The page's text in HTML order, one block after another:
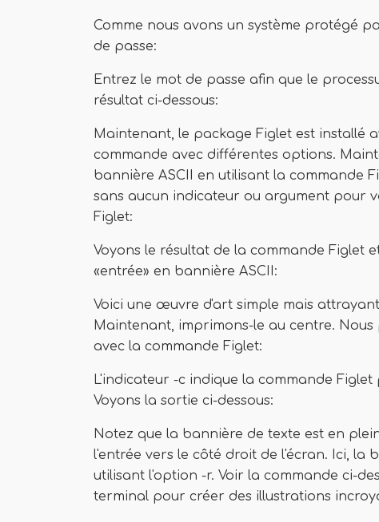
Comme nous avons un système protégé
de passe:
Entrez le mot de passe afin que le
résultat ci-dessous:
Maintenant, le package Figlet est installé
commande avec différentes options.
bannière ASCII en utilisant la commande
sans aucun indicateur ou argument pour
Figlet:
Voyons le résultat de la commande Figlet
«entrée» en bannière ASCII:
Voici une œuvre d'art simple mais
Maintenant, imprimons-le au centre.
avec la commande Figlet:
L'indicateur -c indique la commande
Voyons la sortie ci-dessous:
Notez que la bannière de texte est en
l'entrée vers le côté droit de l'écran. Ici, la
utilisant l'option -r. Voir la commande ci-
terminal pour créer des illustrations